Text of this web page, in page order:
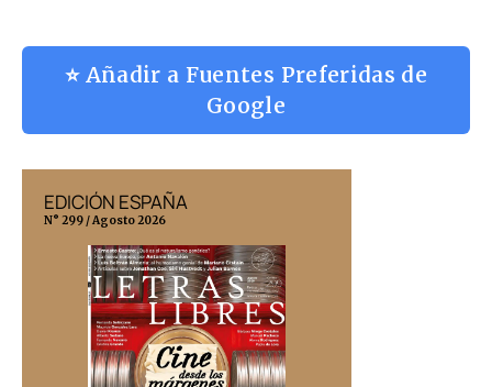
⭐ Añadir a Fuentes Preferidas de
Google
EDICIÓN ESPAÑA
N° 299 / Agosto 2026